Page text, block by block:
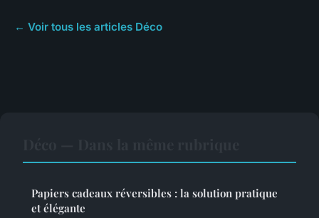
← Voir tous les articles Déco
Papiers cadeaux réversibles : la solution pratique
et élégante